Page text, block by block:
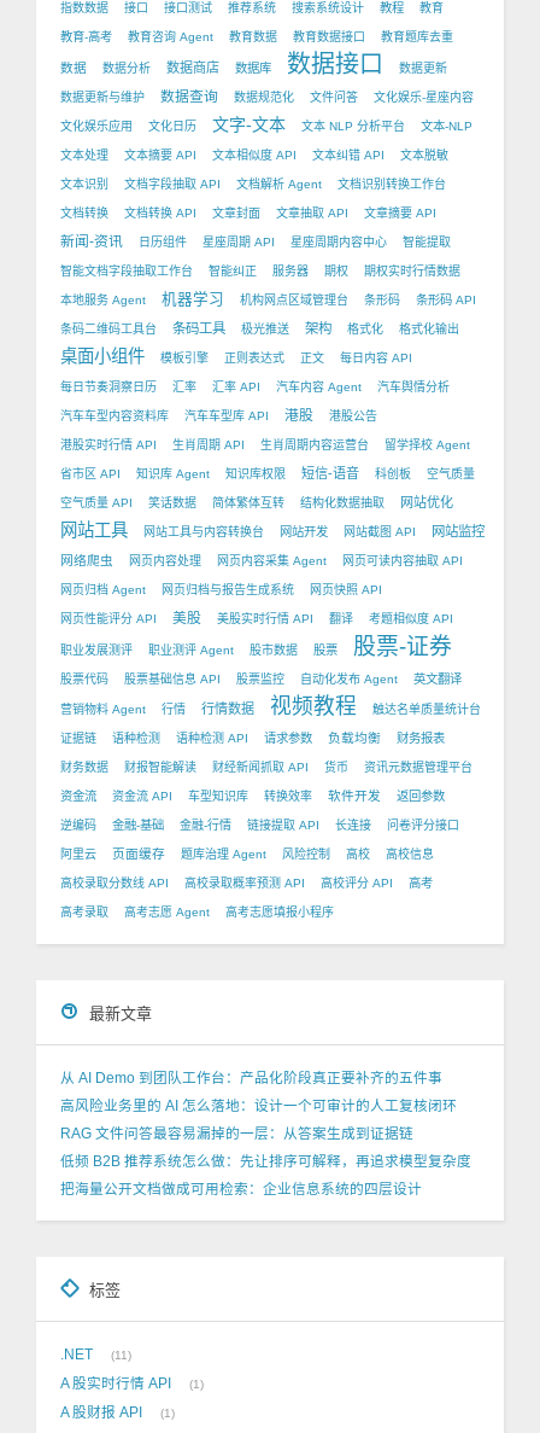
指数数据 接口 接口测试 推荐系统 搜索系统设计 教程 教育
教育-高考 教育咨询 Agent 教育数据 教育数据接口 教育题库去重
数据 数据分析 数据商店 数据库 数据接口 数据更新
数据更新与维护 数据查询 数据规范化 文件问答 文化娱乐-星座内容
文化娱乐应用 文化日历 文字-文本 文本 NLP 分析平台 文本-NLP
文本处理 文本摘要 API 文本相似度 API 文本纠错 API 文本脱敏
文本识别 文档字段抽取 API 文档解析 Agent 文档识别转换工作台
文档转换 文档转换 API 文章封面 文章抽取 API 文章摘要 API
新闻-资讯 日历组件 星座周期 API 星座周期内容中心 智能提取
智能文档字段抽取工作台 智能纠正 服务器 期权 期权实时行情数据
本地服务 Agent 机器学习 机构网点区域管理台 条形码 条形码 API
条码二维码工具台 条码工具 极光推送 架构 格式化 格式化输出
桌面小组件 模板引擎 正则表达式 正文 每日内容 API
每日节奏洞察日历 汇率 汇率 API 汽车内容 Agent 汽车舆情分析
汽车车型内容资料库 汽车车型库 API 港股 港股公告
港股实时行情 API 生肖周期 API 生肖周期内容运营台 留学择校 Agent
省市区 API 知识库 Agent 知识库权限 短信-语音 科创板 空气质量
空气质量 API 笑话数据 简体繁体互转 结构化数据抽取 网站优化
网站工具 网站工具与内容转换台 网站开发 网站截图 API
网站监控
网络爬虫
网页内容处理 网页内容采集 Agent 网页可读内容抽取 API
网页归档 Agent 网页归档与报告生成系统 网页快照 API
网页性能评分 API 美股 美股实时行情 API 翻译 考题相似度 API
职业发展测评 职业测评 Agent 股市数据 股票 股票-证券
股票代码 股票基础信息 API 股票监控 自动化发布 Agent 英文翻译
营销物料 Agent 行情 行情数据 视频教程 触达名单质量统计台
证据链 语种检测 语种检测 API 请求参数 负载均衡 财务报表
财务数据 财报智能解读 财经新闻抓取 API 货币 资讯元数据管理平台
资金流 资金流 API 车型知识库 转换效率 软件开发 返回参数
逆编码 金融-基础 金融-行情 链接提取 API 长连接 问卷评分接口
阿里云 页面缓存 题库治理 Agent 风险控制 高校 高校信息
高校录取分数线 API 高校录取概率预测 API 高校评分 API 高考
高考录取 高考志愿 Agent 高考志愿填报小程序
最新文章
从 AI Demo 到团队工作台：产品化阶段真正要补齐的五件事
高风险业务里的 AI 怎么落地：设计一个可审计的人工复核闭环
RAG 文件问答最容易漏掉的一层：从答案生成到证据链
低频 B2B 推荐系统怎么做：先让排序可解释，再追求模型复杂度
把海量公开文档做成可用检索：企业信息系统的四层设计
标签
.NET 11
A 股实时行情 API 1
A 股财报 API 1